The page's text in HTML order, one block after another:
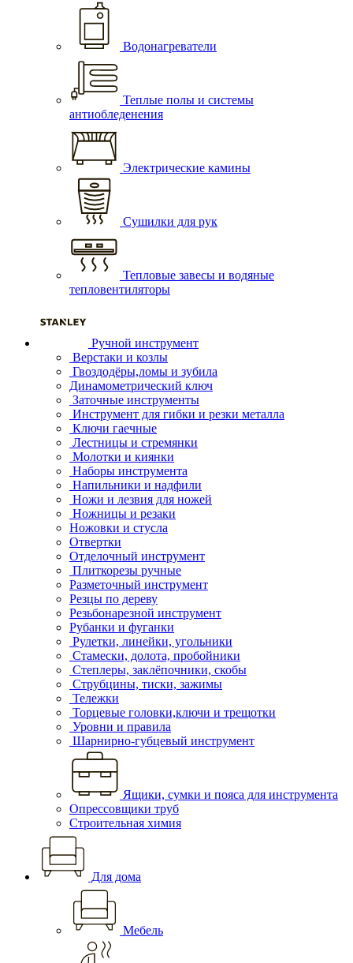
Водонагреватели
Теплые полы и системы
антиобледенения
Электрические камины
Сушилки для рук
Тепловые завесы и водяные
тепловентиляторы
Ручной инструмент
Верстаки и козлы
Гвоздодёры,ломы и зубила
Динамометрический ключ
Заточные инструменты
Инструмент для гибки и резки металла
Ключи гаечные
Лестницы и стремянки
Молотки и киянки
Наборы инструмента
Напильники и надфили
Ножи и лезвия для ножей
Ножницы и резаки
Ножовки и стусла
Отвертки
Отделочный инструмент
Плиткорезы ручные
Разметочный инструмент
Резцы по дереву
Резьбонарезной инструмент
Рубанки и фуганки
Рулетки, линейки, угольники
Стамески, долота, пробойники
Степлеры, заклёпочники, скобы
Струбцины, тиски, зажимы
Тележки
Торцевые головки,ключи и трещотки
Уровни и правила
Шарнирно-губцевый инструмент
Ящики, сумки и пояса для инструмента
Опрессовщики труб
Строительная химия
Для дома
Мебель